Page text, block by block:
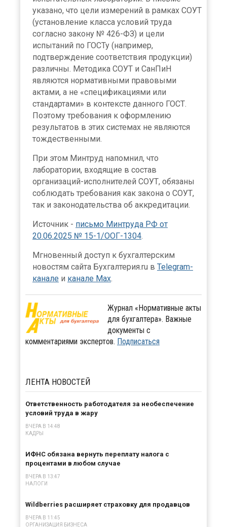
указано, что цели измерений в рамках СОУТ
(установление класса условий труда
согласно закону № 426-ФЗ) и цели
испытаний по ГОСТу (например,
подтверждение соответствия продукции)
различны. Методика СОУТ и СанПиН
являются нормативными правовыми
актами, а не «спецификациями или
стандартами» в контексте данного ГОСТ.
Поэтому требования к оформлению
результатов в этих системах не являются
тождественными.
При этом Минтруд напомнил, что
лаборатории, входящие в состав
организаций-исполнителей СОУТ, обязаны
соблюдать требования как закона о СОУТ,
так и законодательства об аккредитации.
Источник - письмо Минтруда РФ от
20.06.2025 № 15-1/ООГ-1304.
Мгновенный доступ к бухгалтерским
новостям сайта Бухгалтерия.ru в Telegram-
канале и канале Max.
Журнал «Нормативные акты
для бухгалтера». Важные
документы с
комментариями экспертов. Подписаться
ЛЕНТА НОВОСТЕЙ
Ответственность работодателя за необеспечение
условий труда в жару
ВЧЕРА В 14:48
КАДРЫ
ИФНС обязана вернуть переплату налога с
процентами в любом случае
ВЧЕРА В 13:47
НАЛОГИ
Wildberries расширяет страховку для продавцов
ВЧЕРА В 11:45
ОРГАНИЗАЦИЯ БИЗНЕСА